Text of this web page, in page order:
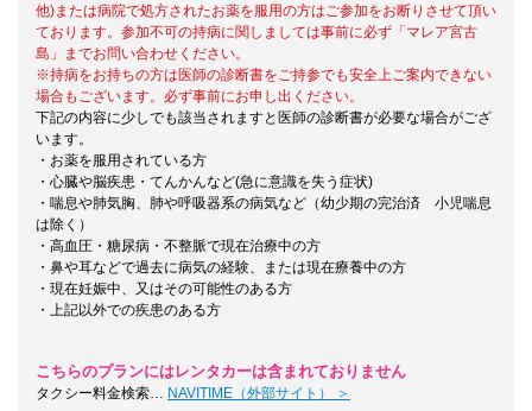
他)または病院で処方されたお薬を服用の方はご参加をお断りさせて頂い
ております。参加不可の持病に関しましては事前に必ず「マレア宮古
島」までお問い合わせください。
※持病をお持ちの方は医師の診断書をご持参でも安全上ご案内できない
場合もございます。必ず事前にお申し出ください。
下記の内容に少しでも該当されますと医師の診断書が必要な場合がござ
います。
・お薬を服用されている方
・心臓や脳疾患・てんかんなど(急に意識を失う症状)
・喘息や肺気胸、肺や呼吸器系の病気など（幼少期の完治済 小児喘息
は除く）
・高血圧・糖尿病・不整脈で現在治療中の方
・鼻や耳などで過去に病気の経験、または現在療養中の方
・現在妊娠中、又はその可能性のある方
・上記以外での疾患のある方
こちらのプランにはレンタカーは含まれておりません
タクシー料金検索… NAVITIME（外部サイト） ＞